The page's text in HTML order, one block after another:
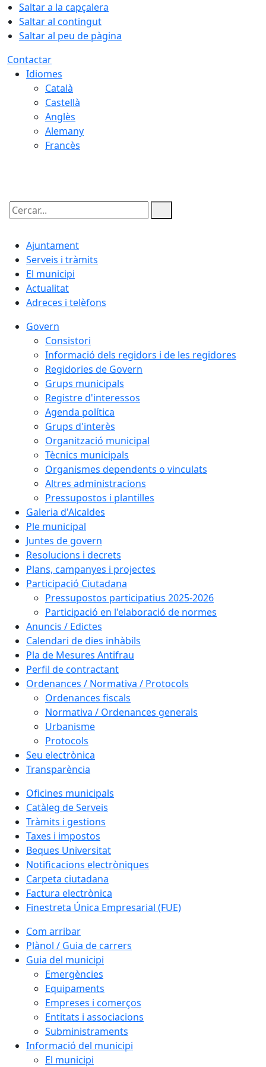
Saltar a la capçalera
Saltar al contingut
Saltar al peu de pàgina
Contactar
Idiomes
Català
Castellà
Anglès
Alemany
Francès
Cercar:
Ajuntament
Serveis i tràmits
El municipi
Actualitat
Adreces i telèfons
Govern
Consistori
Informació dels regidors i de les regidores
Regidories de Govern
Grups municipals
Registre d'interessos
Agenda política
Grups d'interès
Organització municipal
Tècnics municipals
Organismes dependents o vinculats
Altres administracions
Pressupostos i plantilles
Galeria d'Alcaldes
Ple municipal
Juntes de govern
Resolucions i decrets
Plans, campanyes i projectes
Participació Ciutadana
Pressupostos participatius 2025-2026
Participació en l'elaboració de normes
Anuncis / Edictes
Calendari de dies inhàbils
Pla de Mesures Antifrau
Perfil de contractant
Ordenances / Normativa / Protocols
Ordenances fiscals
Normativa / Ordenances generals
Urbanisme
Protocols
Seu electrònica
Transparència
Oficines municipals
Catàleg de Serveis
Tràmits i gestions
Taxes i impostos
Beques Universitat
Notificacions electròniques
Carpeta ciutadana
Factura electrònica
Finestreta Única Empresarial (FUE)
Com arribar
Plànol / Guia de carrers
Guia del municipi
Emergències
Equipaments
Empreses i comerços
Entitats i associacions
Subministraments
Informació del municipi
El municipi